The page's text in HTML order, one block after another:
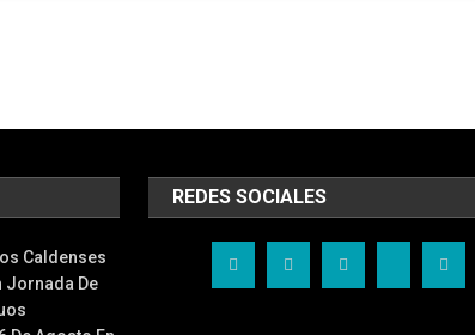
Caldenses
Jornada De
REDES SOCIALES